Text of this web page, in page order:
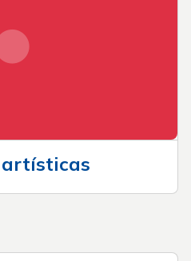
artísticas